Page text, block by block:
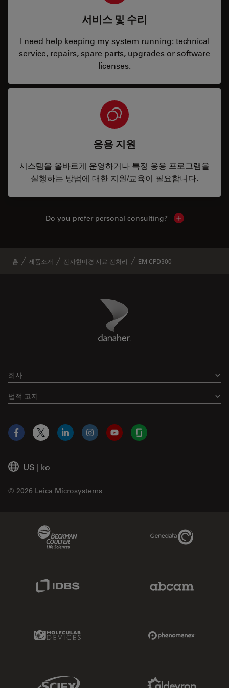
서비스 및 수리
I need help keeping my system running: technical
service, repairs, spare parts, upgrades or software
licenses.
응용 지원
시스템을 올바르게 운영하거나 특정 응용 프로그램을
실행하는 방법에 대한 지원/교육이 필요합니다.
Do you prefer personal consulting? Show local
홈 제품소개 전자현미경 시료 전처리 EM CPD300
Danaher Logo
회사
법적 고지
US | ko
© 2026 Leica Microsystems
Facebook
X LinkedInInstagramYouTubeGlassdoor
Genedata Link
Molecular Devices Link
Sciex Link